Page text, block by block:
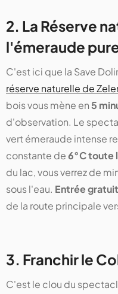
2. La Réserve
l'émeraude
C'est ici que la Save
réserve naturelle de
bois vous mène en5
d'observation. Le
vert émeraude intense
constante de6°C toute
du lac, vous verrez de
sous l'eau. Entrée
de la route principale
3. Franchir le
C'est le clou du